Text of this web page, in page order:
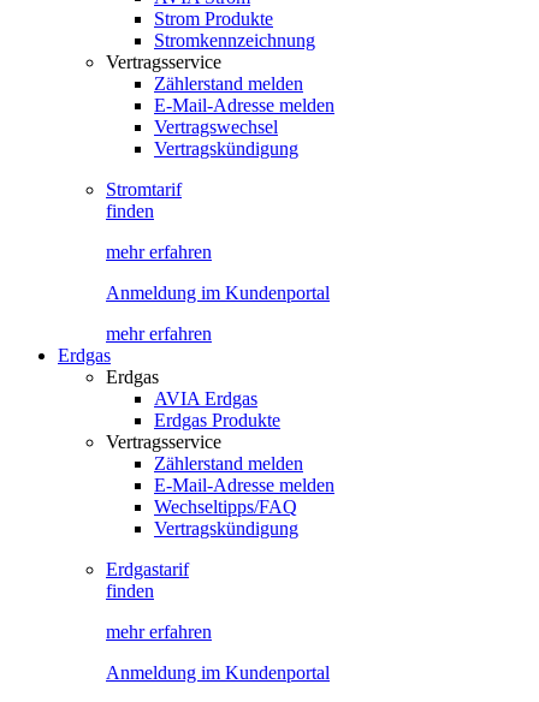
Strom Produkte
Stromkennzeichnung
Vertragsservice
Zählerstand melden
E-Mail-Adresse melden
Vertragswechsel
Vertragskündigung
Stromtarif
finden
mehr erfahren
Anmeldung im Kundenportal
mehr erfahren
Erdgas
Erdgas
AVIA Erdgas
Erdgas Produkte
Vertragsservice
Zählerstand melden
E-Mail-Adresse melden
Wechseltipps/FAQ
Vertragskündigung
Erdgastarif
finden
mehr erfahren
Anmeldung im Kundenportal